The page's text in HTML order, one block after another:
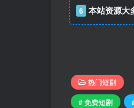
6 本站资源大
热门短剧
# 免费短剧